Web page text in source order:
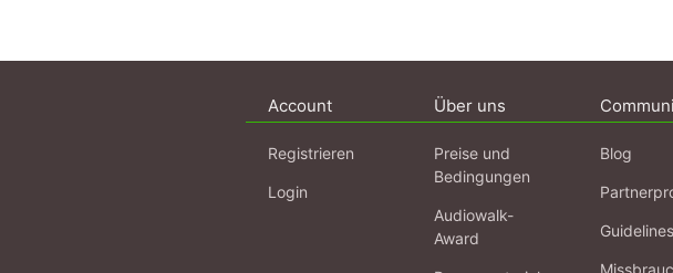
Account
Registrieren
Login
Über uns
Preise und
Bedingungen
Audiowalk-
Award
Blog
Guidelines